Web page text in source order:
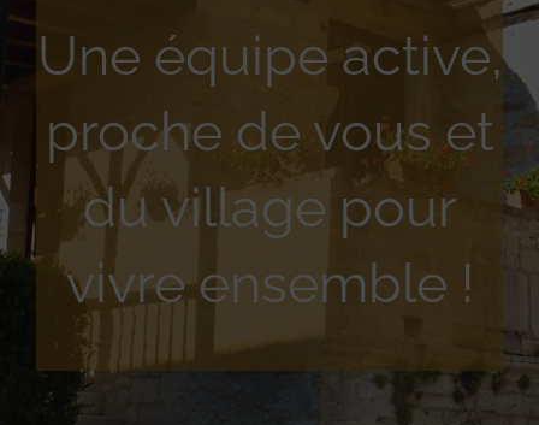
Une équipe active,
proche de vous et
du village pour
vivre ensemble !